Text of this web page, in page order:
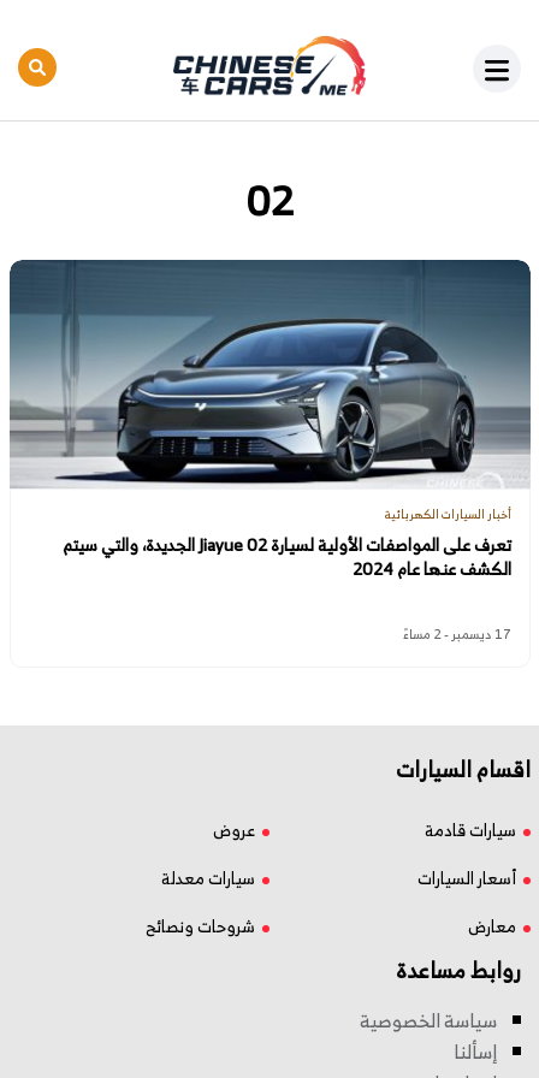
02
أخبار السيارات الكهربائية
تعرف على المواصفات الأولية لسيارة Jiayue 02 الجديدة، والتي سيتم
الكشف عنها عام 2024
17 ديسمبر - 2 مساءً
اقسام السيارات
سيارات قادمة
عروض
أسعار السيارات
سيارات معدلة
معارض
شروحات ونصائح
روابط مساعدة
سياسة الخصوصية
إسألنا